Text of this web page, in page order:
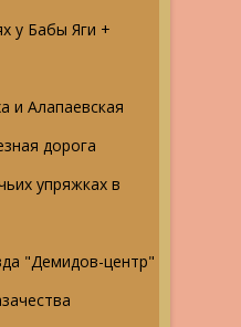
у Бабы Яги +
и Алапаевская
дорога
упряжках в
"Демидов-центр"